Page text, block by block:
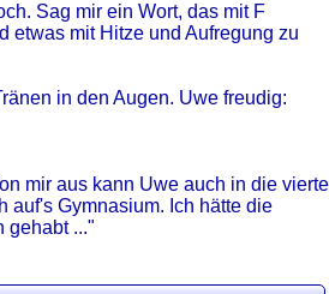
Sag mir ein Wort, das mit F
etwas mit Hitze und Aufregung zu
in den Augen. Uwe freudig:
mir aus kann Uwe auch in die vierte
auf's Gymnasium. Ich hätte die
gehabt ..."